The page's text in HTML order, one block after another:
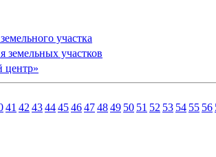
участка
земельных участков
центр»
41 4243444546474849 50 51 52 53 54 55 56